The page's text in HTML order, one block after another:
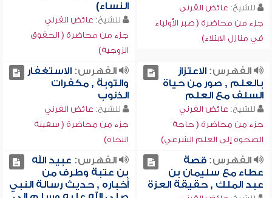
للشيخ: عائض القرني
جزء من محاضرة ( صبر الأولياء
في منازل الابتلاء)
النساء)
للشيخ: عائض القرني
جزء من محاضرة ( الحقوق
الزوجية)
الفهرس:الاعتزاز
بالعلم , صور من حياة
السلف مع العلم
للشيخ: عائض القرني
جزء من محاضرة ( حاجة
الصحوة إلى العلم الشرعي)
الفهرس:الاستغفار
والتوبة , مكفرات
الذنوب
للشيخ: عائض القرني
جزء من محاضرة ( سفينة
النجاة)
الفهرس:قصة
عطاء مع سليمان بن
عبد الملك , حقيقة العزة
الفهرس: عبيد الله
بن عتبة وطرف من
أخباره , حديث رسالة النبي